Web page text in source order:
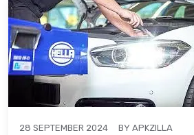
28 SEPTEMBER 2024 BY APKZILLA